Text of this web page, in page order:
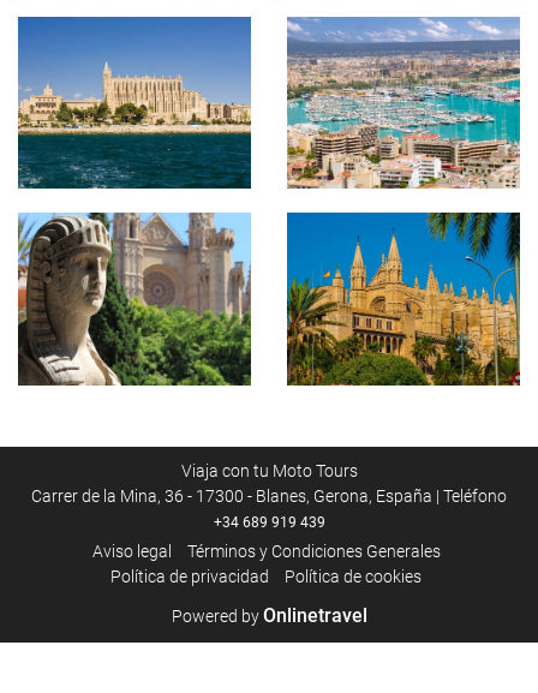
Viaja con tu Moto Tours
Carrer de la Mina, 36 - 17300 - Blanes, Gerona, España | Teléfono
+34 689 919 439
Aviso legal
Términos y Condiciones Generales
Política de privacidad
Política de cookies
Powered byOnlinetravel